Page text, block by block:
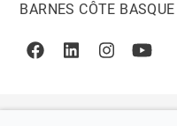
BARNES CÔTE
FacebookLinkedinInstagram